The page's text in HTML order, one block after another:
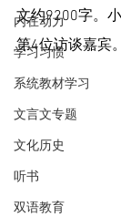
内在动力
学习习惯
系统教材学习
文言文专题
文化历史
听书
双语教育
文约9200字。
第4位访谈嘉宾。